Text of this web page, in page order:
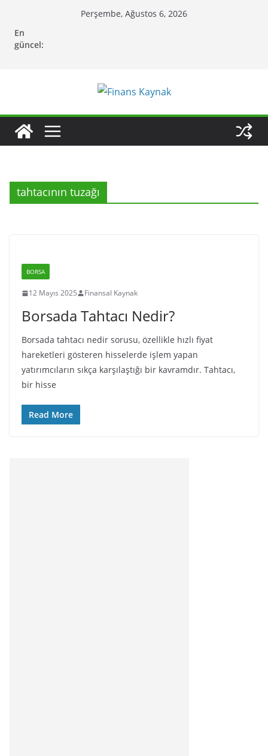
content
Perşembe, Ağustos 6, 2026
En
güncel:
tahtacının tuzağı
BORSA
12 Mayıs 2025 Finansal Kaynak
Borsada Tahtacı Nedir?
Borsada tahtacı nedir sorusu, özellikle hızlı fiyat
hareketleri gösteren hisselerde işlem yapan
yatırımcıların sıkça karşılaştığı bir kavramdır. Tahtacı,
bir hisse
Read More